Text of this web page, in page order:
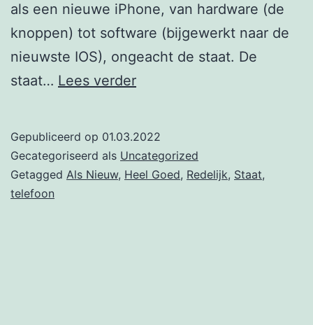
als een nieuwe iPhone, van hardware (de
knoppen) tot software (bijgewerkt naar de
nieuwste IOS), ongeacht de staat. De
staat… Lees verderHoe
Swappie
telefoon
Gepubliceerd op 01.03.2022
Gecategoriseerd als Uncategorized
Getagged Als Nieuw, Heel Goed, Redelijk, Staat,
telefoon